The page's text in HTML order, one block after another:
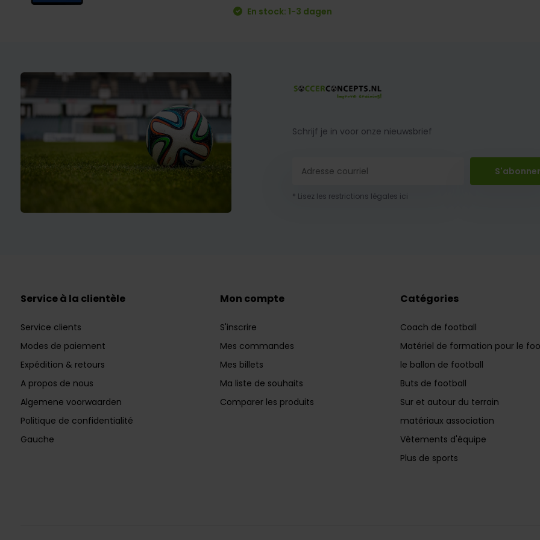
En stock: 1-3 dagen
Schrijf je in voor onze nieuwsbrief
* Lisez les restrictions légales ici
Service à la clientèle
Service clients
Modes de paiement
Expédition & retours
A propos de nous
Algemene voorwaarden
Politique de confidentialité
Gauche
Mon compte
S'inscrire
Mes commandes
Mes billets
Ma liste de souhaits
Comparer les produits
Catégories
Coach de football
Matériel de formation pour le
le ballon de football
Buts de football
Sur et autour du terrain
matériaux association
Vêtements d'équipe
Plus de sports